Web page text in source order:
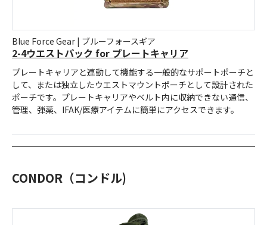
Blue Force Gear | ブルーフォースギア
2-4ウエストパック for プレートキャリア
プレートキャリアと連動して機能する一般的なサポートポーチと
して、または独立したウエストマウントポーチとして設計された
ポーチです。プレートキャリアやベルト内に収納できない通信、
管理、弾薬、IFAK/医療アイテムに簡単にアクセスできます。
CONDOR（コンドル)